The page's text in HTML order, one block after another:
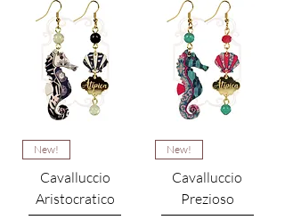
New!
Cavalluccio
Aristocratico
New!
Cavalluccio
Prezioso